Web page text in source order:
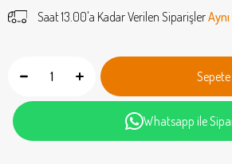
Saat 13.00'a Kadar Verilen Siparişler
Whatsapp ile